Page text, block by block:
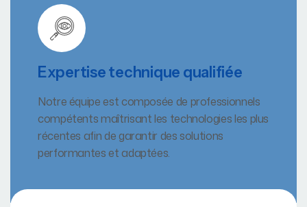
Expertise technique qualifiée
Notre équipe est composée de professionnels
compétents maîtrisant les technologies les plus
récentes afin de garantir des solutions
performantes et adaptées.